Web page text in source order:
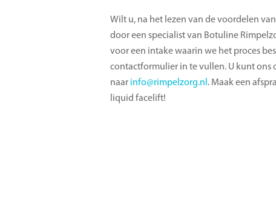
Wilt u, na het lezen van de voordelen
door een specialist van Botuline
voor een intake waarin we het proces
contactformulier in te vullen. U kunt ons
naar info@rimpelzorg.nl . Maak een
liquid facelift!